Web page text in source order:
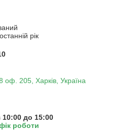
рік
оф. 205, Харків, Україна
10:00 до 15:00
роботи